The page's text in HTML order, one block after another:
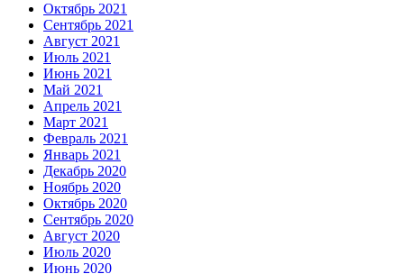
Октябрь 2021
Сентябрь 2021
Август 2021
Июль 2021
Июнь 2021
Май 2021
Апрель 2021
Март 2021
Февраль 2021
Январь 2021
Декабрь 2020
Ноябрь 2020
Октябрь 2020
Сентябрь 2020
Август 2020
Июль 2020
Июнь 2020